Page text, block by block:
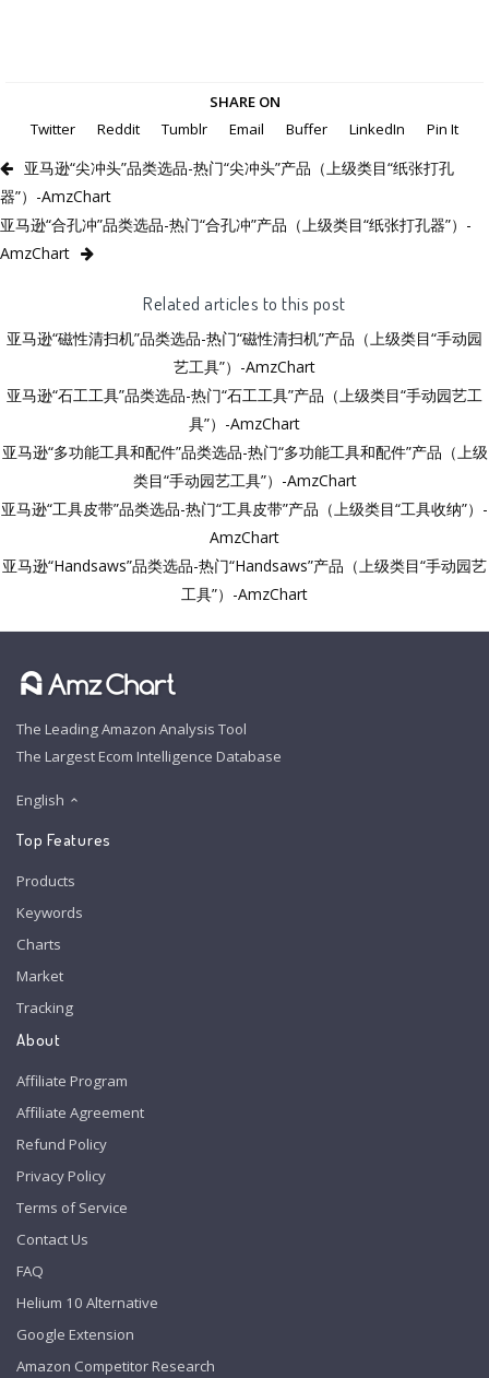
SHARE ON
Twitter
Reddit Tumblr Email Buffer LinkedIn Pin It
亚马逊“尖冲头”品类选品-热门“尖冲头”产品（上级类目“纸张打孔
器”）-AmzChart
亚马逊“合孔冲”品类选品-热门“合孔冲”产品（上级类目“纸张打孔器”）-
AmzChart
Related articles to this post
亚马逊“磁性清扫机”品类选品-热门“磁性清扫机”产品（上级类目“手动园
艺工具”）-AmzChart
亚马逊“石工工具”品类选品-热门“石工工具”产品（上级类目“手动园艺工
具”）-AmzChart
亚马逊“多功能工具和配件”品类选品-热门“多功能工具和配件”产品（上级
类目“手动园艺工具”）-AmzChart
亚马逊“工具皮带”品类选品-热门“工具皮带”产品（上级类目“工具收纳”）-
AmzChart
亚马逊“Handsaws”品类选品-热门“Handsaws”产品（上级类目“手动园艺
工具”）-AmzChart
The Leading Amazon Analysis Tool
The Largest Ecom Intelligence Database
English
Top Features
Products
Keywords
Charts
Market
Tracking
About
Affiliate Program
Affiliate Agreement
Refund Policy
Privacy Policy
Terms of Service
Contact Us
FAQ
Helium 10 Alternative
Google Extension
Amazon Competitor Research